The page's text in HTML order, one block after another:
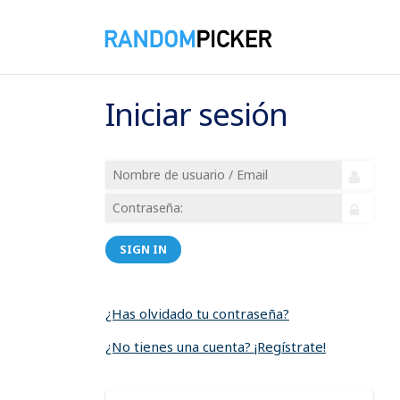
Iniciar sesión
SIGN IN
¿Has olvidado tu contraseña?
¿No tienes una cuenta? ¡Regístrate!